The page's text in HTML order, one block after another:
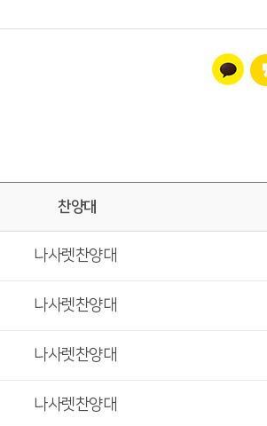
찬양대
나사렛찬양대
나사렛찬양대
나사렛찬양대
나사렛찬양대